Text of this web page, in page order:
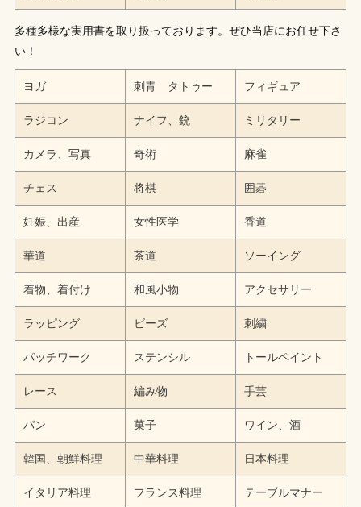
多種多様な実用書を取り扱っております。ぜひ当店にお任せ下さ
い！
ヨガ 刺青 タトゥー フィギュア
ラジコン ナイフ、銃 ミリタリー
カメラ、写真 奇術 麻雀
チェス 将棋 囲碁
妊娠、出産 女性医学 香道
華道 茶道 ソーイング
着物、着付け 和風小物 アクセサリー
ラッピング ビーズ 刺繍
パッチワーク ステンシル トールペイント
レース 編み物 手芸
パン 菓子 ワイン、酒
韓国、朝鮮料理 中華料理 日本料理
イタリア料理 フランス料理 テーブルマナー